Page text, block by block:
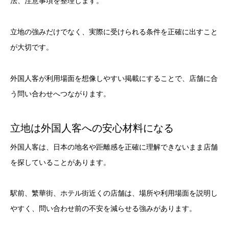
立地の強みだけでなく、実際に受けられる条件を正確に出すこと
が大切です。
外国人客が利用場面を想像しやすい掲載にすることで、店舗に合
う問い合わせへつながります。
立地は外国人客への安心材料になる
外国人客は、日本の地名や距離感を正確に理解できないまま店舗
を探していることがあります。
駅前、繁華街、ホテル街近くの店舗は、場所や利用場面を説明し
やすく、問い合わせ前の不安を減らせる強みがあります。